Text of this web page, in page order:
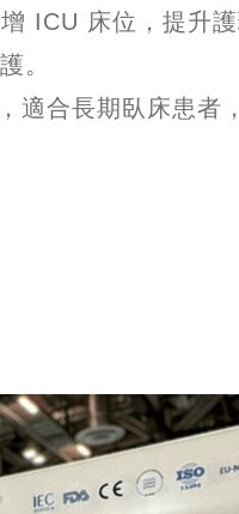
ICU 床位，提升護
。
適合長期臥床患者